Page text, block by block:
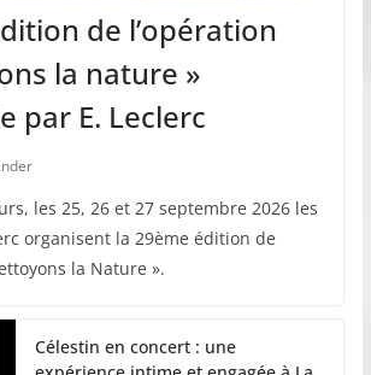
de l’opération
la nature »
par E. Leclerc
les 25, 26 et 27 septembre 2026 les
organisent la 29ème édition de
la Nature ».
Célestin en concert : une